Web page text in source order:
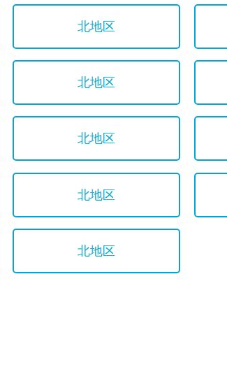
北地区
北地区
北地区
北地区
北地区